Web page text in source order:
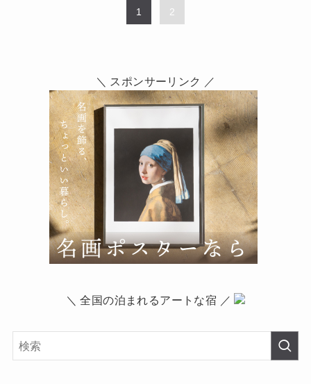
1 2
＼ スポンサーリンク ／
＼ 全国の泊まれるアートな宿 ／